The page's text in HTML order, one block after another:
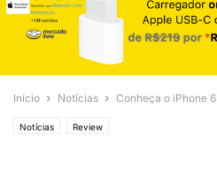
Início Notícias Conheça o iPhone 6
Notícias Review